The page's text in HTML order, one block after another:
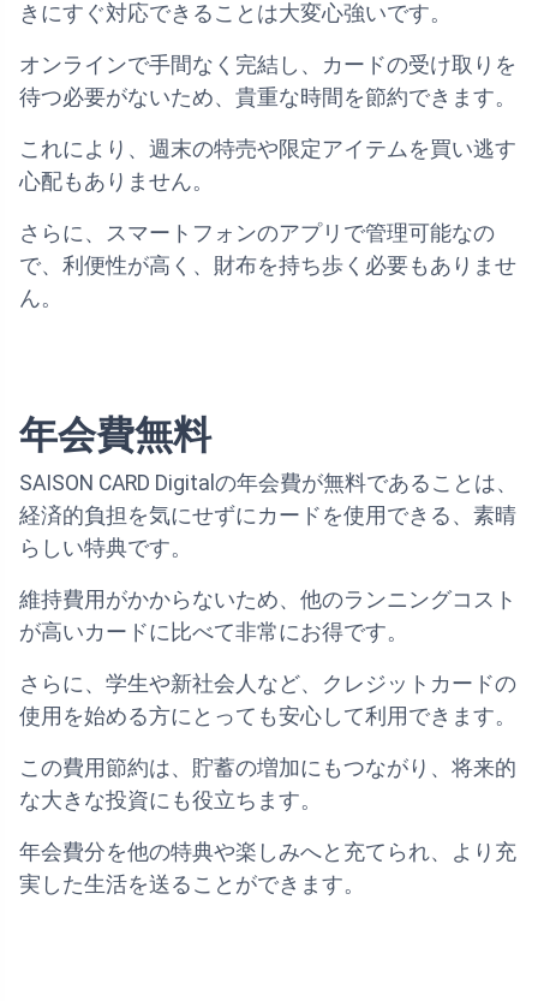
きにすぐ対応できることは大変心強いです。
オンラインで手間なく完結し、カードの受け取りを
待つ必要がないため、貴重な時間を節約できます。
これにより、週末の特売や限定アイテムを買い逃す
心配もありません。
さらに、スマートフォンのアプリで管理可能なの
で、利便性が高く、財布を持ち歩く必要もありませ
ん。
年会費無料
SAISON CARD Digitalの年会費が無料であることは、
経済的負担を気にせずにカードを使用できる、素晴
らしい特典です。
維持費用がかからないため、他のランニングコスト
が高いカードに比べて非常にお得です。
さらに、学生や新社会人など、クレジットカードの
使用を始める方にとっても安心して利用できます。
この費用節約は、貯蓄の増加にもつながり、将来的
な大きな投資にも役立ちます。
年会費分を他の特典や楽しみへと充てられ、より充
実した生活を送ることができます。